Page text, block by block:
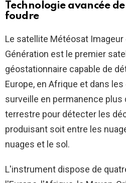
Technologie avancée
foudre
Le satellite Météosat Imageur
Génération est le premier
géostationnaire capable de
Europe, en Afrique et dans
surveille en permanence plus
terrestre pour détecter les
produisant soit entre les
nuages ​​et le sol.
L'instrument dispose de